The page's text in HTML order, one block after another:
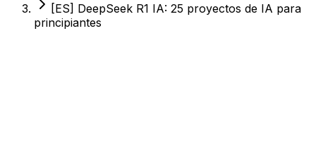
[ES] DeepSeek R1 IA: 25 proyectos de IA para
principiantes